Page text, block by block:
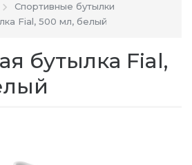
Спортивные бутылки
Fial, 500 мл, белый
бутылка Fial,